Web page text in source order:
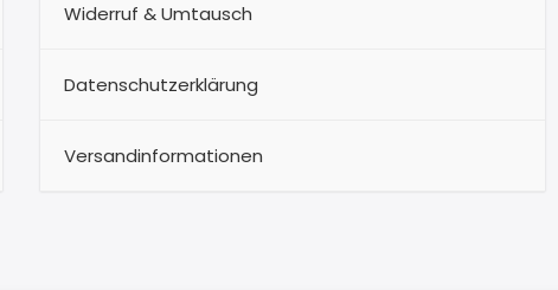
Widerruf & Umtausch
Datenschutzerklärung
Versandinformationen